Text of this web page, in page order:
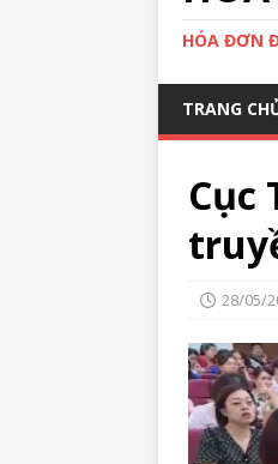
HÓA ĐƠN
TRANG
Cục
28/05/